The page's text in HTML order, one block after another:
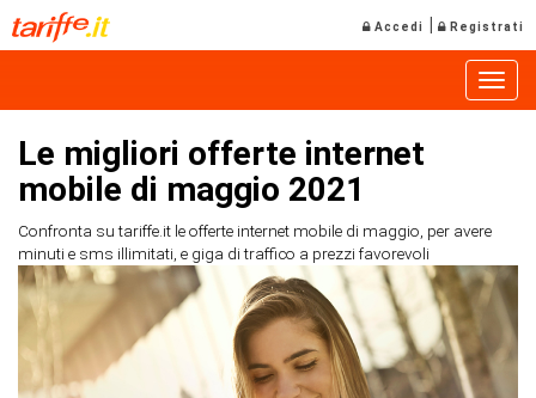
Accedi | Registrati
Le migliori offerte internet
mobile di maggio 2021
Confronta su tariffe.it le offerte internet mobile di maggio, per avere
minuti e sms illimitati, e giga di traffico a prezzi favorevoli